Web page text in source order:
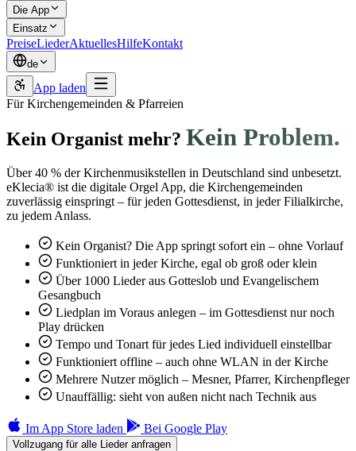
Die App
Einsatz
PreiseLiederAktuellesHilfeKontakt
de
App laden
Für Kirchengemeinden & Pfarreien
Kein Organist mehr? Kein Problem.
Über 40 % der Kirchenmusikstellen in Deutschland sind unbesetzt.
eKlecia® ist die digitale Orgel App, die Kirchengemeinden
zuverlässig einspringt – für jeden Gottesdienst, in jeder Filialkirche,
zu jedem Anlass.
Kein Organist? Die App springt sofort ein – ohne Vorlauf
Funktioniert in jeder Kirche, egal ob groß oder klein
Über 1000 Lieder aus Gotteslob und Evangelischem
Gesangbuch
Liedplan im Voraus anlegen – im Gottesdienst nur noch
Play drücken
Tempo und Tonart für jedes Lied individuell einstellbar
Funktioniert offline – auch ohne WLAN in der Kirche
Mehrere Nutzer möglich – Mesner, Pfarrer, Kirchenpfleger
Unauffällig: sieht von außen nicht nach Technik aus
Im App Store laden Bei Google Play
Vollzugang für alle Lieder anfragen